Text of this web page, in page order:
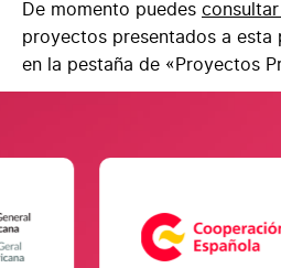
Twitter
De momento puedes
proyectos presentados a esta
en la pestaña de «Proyectos